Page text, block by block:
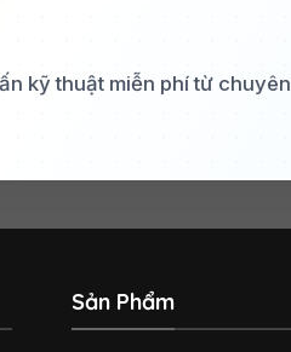
kỹ thuật miễn phí từ chuyên
Sản Phẩm